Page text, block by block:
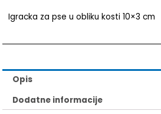
količina
Igracka za pse u obliku kosti 10×3 cm
Opis
Dodatne informacije